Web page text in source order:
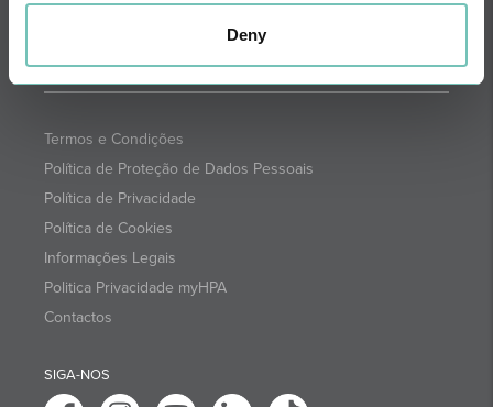
Deny
SUBSCREVA
Termos e Condições
Política de Proteção de Dados Pessoais
Política de Privacidade
Política de Cookies
Informações Legais
Politica Privacidade myHPA
Contactos
SIGA-NOS